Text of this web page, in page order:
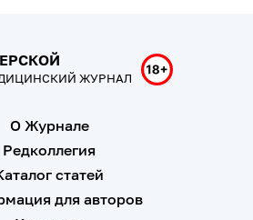
ЖУРНАЛ
О Журнале
Редколлегия
статей
для авторов